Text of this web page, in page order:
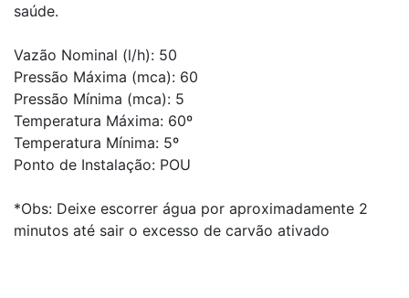
saúde.
Vazão Nominal (l/h): 50
Pressão Máxima (mca): 60
Pressão Mínima (mca): 5
Temperatura Máxima: 60º
Temperatura Mínima: 5º
Ponto de Instalação: POU
*Obs: Deixe escorrer água por aproximadamente 2
minutos até sair o excesso de carvão ativado